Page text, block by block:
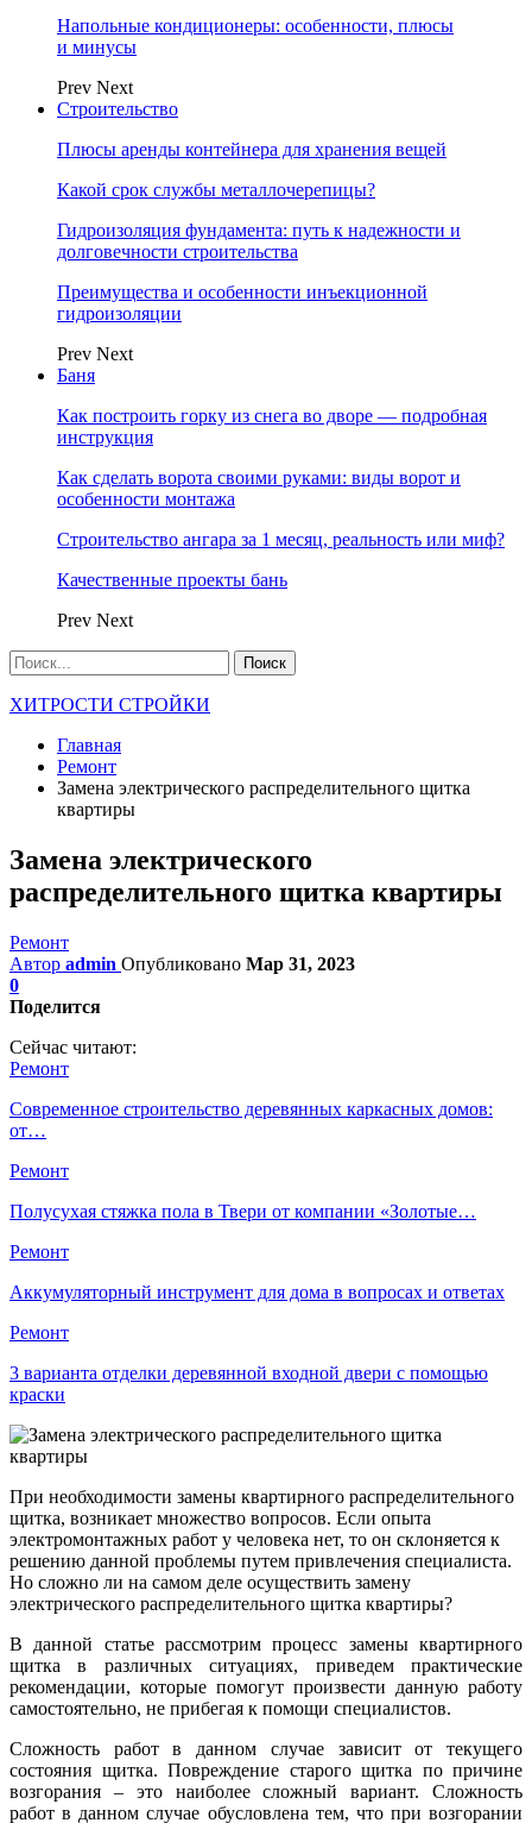
Напольные кондиционеры: особенности, плюсы
и минусы
Prev Next
Строительство
Плюсы аренды контейнера для хранения вещей
Какой срок службы металлочерепицы?
Гидроизоляция фундамента: путь к надежности и
долговечности строительства
Преимущества и особенности инъекционной
гидроизоляции
Prev Next
Баня
Как построить горку из снега во дворе — подробная
инструкция
Как сделать ворота своими руками: виды ворот и
особенности монтажа
Строительство ангара за 1 месяц, реальность или миф?
Качественные проекты бань
Prev Next
ХИТРОСТИ СТРОЙКИ
Главная
Ремонт
Замена электрического распределительного щитка
квартиры
Замена электрического
распределительного щитка квартиры
Ремонт
Автор admin Опубликовано Мар 31, 2023
0
Поделится
Сейчас читают:
Ремонт
Современное строительство деревянных каркасных домов:
от…
Ремонт
Полусухая стяжка пола в Твери от компании «Золотые…
Ремонт
Аккумуляторный инструмент для дома в вопросах и ответах
Ремонт
3 варианта отделки деревянной входной двери с помощью
краски
При необходимости замены квартирного распределительного
щитка, возникает множество вопросов. Если опыта
электромонтажных работ у человека нет, то он склоняется к
решению данной проблемы путем привлечения специалиста.
Но сложно ли на самом деле осуществить замену
электрического распределительного щитка квартиры?
В данной статье рассмотрим процесс замены квартирного
щитка в различных ситуациях, приведем практические
рекомендации, которые помогут произвести данную работу
самостоятельно, не прибегая к помощи специалистов.
Сложность работ в данном случае зависит от текущего
состояния щитка. Повреждение старого щитка по причине
возгорания – это наиболее сложный вариант. Сложность
работ в данном случае обусловлена тем, что при возгорании